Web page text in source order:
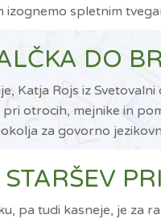
izognemo spletnim
DO
Katja Rojs iz
otrocih, mejnike in
za govorno
pa tudi kasneje, je za